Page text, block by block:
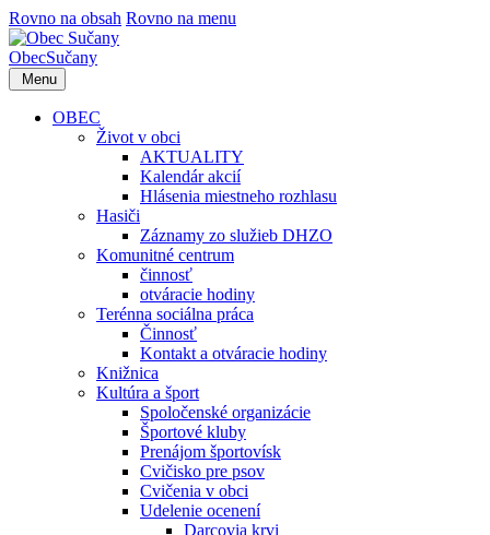
Rovno na obsah Rovno na menu
ObecSučany
Menu
OBEC
Život v obci
AKTUALITY
Kalendár akcií
Hlásenia miestneho rozhlasu
Hasiči
Záznamy zo služieb DHZO
Komunitné centrum
činnosť
otváracie hodiny
Terénna sociálna práca
Činnosť
Kontakt a otváracie hodiny
Knižnica
Kultúra a šport
Spoločenské organizácie
Športové kluby
Prenájom športovísk
Cvičisko pre psov
Cvičenia v obci
Udelenie ocenení
Darcovia krvi